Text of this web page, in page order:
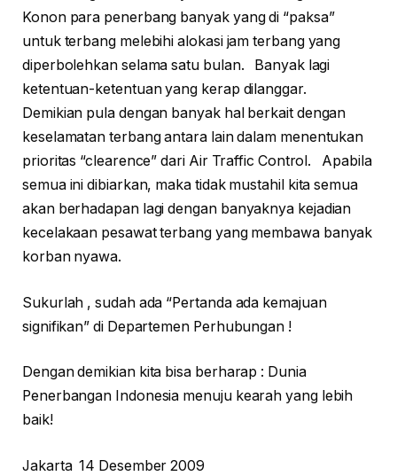
Konon para penerbang banyak yang di “paksa”
untuk terbang melebihi alokasi jam terbang yang
diperbolehkan selama satu bulan. Banyak lagi
ketentuan-ketentuan yang kerap dilanggar.
Demikian pula dengan banyak hal berkait dengan
keselamatan terbang antara lain dalam menentukan
prioritas “clearence” dari Air Traffic Control. Apabila
semua ini dibiarkan, maka tidak mustahil kita semua
akan berhadapan lagi dengan banyaknya kejadian
kecelakaan pesawat terbang yang membawa banyak
korban nyawa.
Sukurlah , sudah ada “Pertanda ada kemajuan
signifikan” di Departemen Perhubungan !
Dengan demikian kita bisa berharap : Dunia
Penerbangan Indonesia menuju kearah yang lebih
baik!
Jakarta 14 Desember 2009